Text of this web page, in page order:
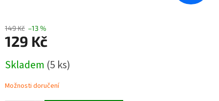
149 Kč –13 %
129 Kč
cena:
Skladem (5 ks)
Možnosti doručení